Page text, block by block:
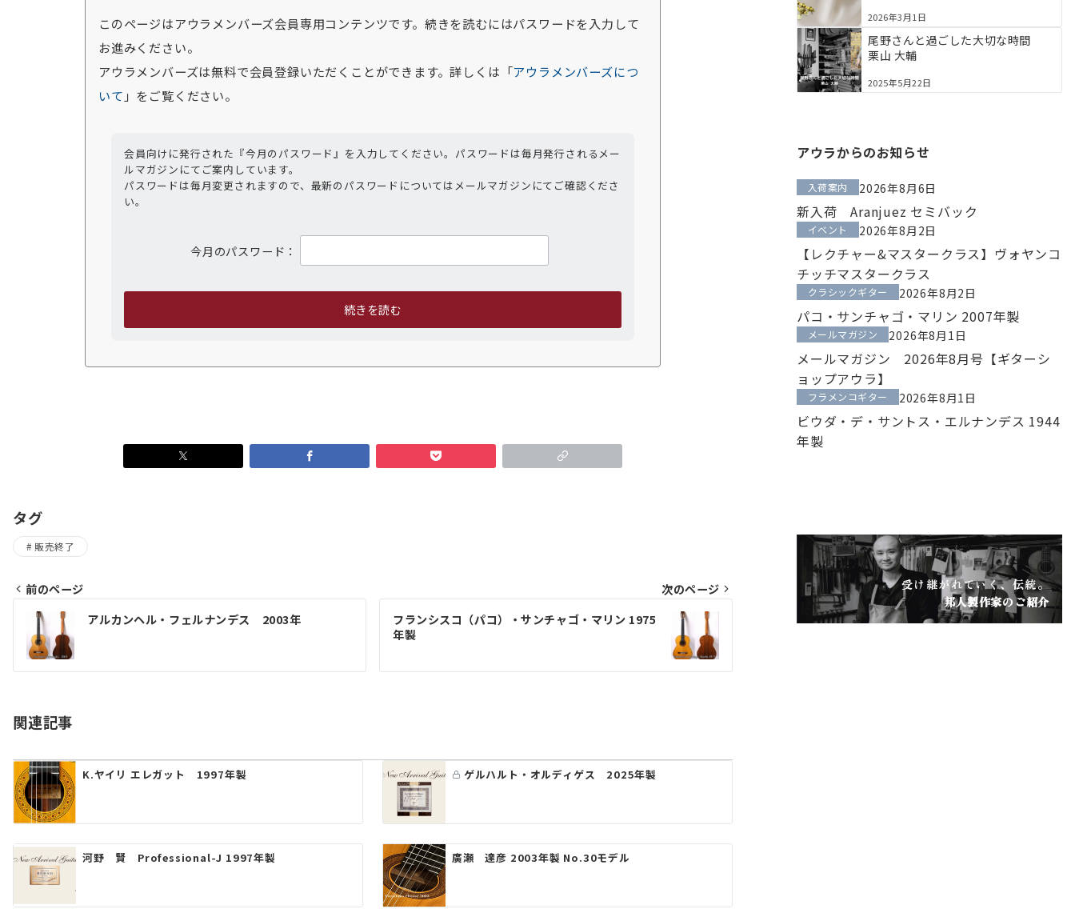
このページはアウラメンバーズ会員専用コンテンツです。続きを読むにはパスワードを入力して
お進みください。
アウラメンバーズは無料で会員登録いただくことができます。詳しくは「アウラメンバーズにつ
いて 」をご覧ください。
会員向けに発行された『今月のパスワード』を入力してください。パスワードは毎月発行されるメー
ルマガジンにてご案内しています。
パスワードは毎月変更されますので、最新のパスワードについてはメールマガジンにてご確認くださ
い。
今月のパスワード：
タグ
販売終了
稿
ナ
ゲ
シ
ョ
ン
前のページ
アルカンヘル・フェルナンデス 2003年
次のページ
フランシスコ（パコ）・サンチャゴ・マリン 1975
年製
関連記事
K.ヤイリ エレガット 1997年製 ゲルハルト・オルディゲス 2025年製
河野 賢 Professional-J 1997年製 廣瀬 達彦 2003年製 No.30モデル
2026年3月1日
尾野さんと過ごした大切な時間
栗山 大輔
2025年5月22日
アウラからのお知らせ
2026年8月6日
入荷案内
新入荷 Aranjuez セミバック
2026年8月2日
イベント
【レクチャー&マスタークラス】ヴォヤンコ
チッチマスタークラス
2026年8月2日
クラシックギター
パコ・サンチャゴ・マリン 2007年製
2026年8月1日
メールマガジン
メールマガジン 2026年8月号【ギターシ
ョップアウラ】
2026年8月1日
フラメンコギター
ビウダ・デ・サントス・エルナンデス 1944
年製
受け継がれていく、伝統。
邦人製作家のご紹介